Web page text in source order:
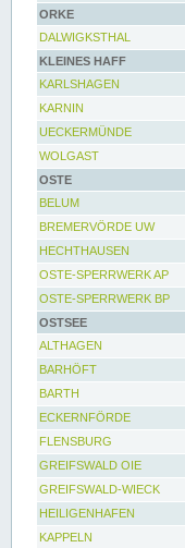
ORKE
DALWIGKSTHAL
KLEINES HAFF
KARLSHAGEN
KARNIN
UECKERMÜNDE
WOLGAST
OSTE
BELUM
BREMERVÖRDE UW
HECHTHAUSEN
OSTE-SPERRWERK AP
OSTE-SPERRWERK BP
OSTSEE
ALTHAGEN
BARHÖFT
BARTH
ECKERNFÖRDE
FLENSBURG
GREIFSWALD OIE
GREIFSWALD-WIECK
HEILIGENHAFEN
KAPPELN